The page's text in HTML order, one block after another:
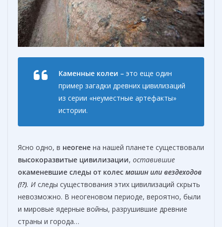
Каменные колеи – это еще один
пример загадки древних цивилизаций
из серии «неуместные артефакты»
истории.
Ясно одно, в неогене на нашей планете существовали
высокоразвитые цивилизации, оставившие
окаменевшие следы от колес машин или вездеходов
(!?). И следы существования этих цивилизаций скрыть
невозможно. В неогеновом периоде, вероятно, были
и мировые ядерные войны, разрушившие древние
страны и города…